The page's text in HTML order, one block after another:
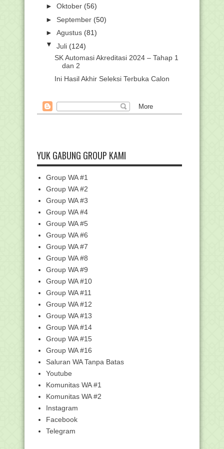
► Oktober (56)
► September (50)
► Agustus (81)
▼ Juli (124)
SK Automasi Akreditasi 2024 – Tahap 1
dan 2
Ini Hasil Akhir Seleksi Terbuka Calon
PPPK Bisa Ikut Seleksi CPNS: Jika
Gagal, Kembali J...
Kumpulan Kunci Pelatihan Di Pintar
Kemenag Periode...
Kepmenpan RB No. 320 Tahun 2024:
Panduan Terbaru S...
Unduh Logo dan Tema HUT RI ke-79
Tahun 2024
Keunikan Logo HUT Ke-79 RI: Organis
dan Fleksibel
Unduh Aplikasi CBT KSM Tingkat
Provinsi 2024: Pand...
8.000 Pelajar Daftar Program Beasiswa
Santri Berpr...
461 Jemaah Haji Wafat Hingga Akhir
Operasional Haj...
Kumpulan Kunci Jawaban - Pelatihan
Deteksi Dini : ...
KSKK Madrasah Gandeng KPK Perkuat
Pencegahan Korup...
Delapan Pelatihan Di Pintar Kemenag
Periode Daftar...
Khutbah Jumat: Ghibah, Penyakit
Masyarakat yang Wa...
Kelas 7, 8, 9 M...
Capaian Pembelajaran Akidah Akhlak
Kelas 1, 2, 3, ...
Capaian Pembelajaran Bahasa Arab
YUK GABUNG GROUP KAMI
Group WA #1
Group WA #2
Group WA #3
Group WA #4
Group WA #5
Group WA #6
Group WA #7
Group WA #8
Group WA #9
Group WA #10
Group WA #11
Group WA #12
Group WA #13
Group WA #14
Group WA #15
Group WA #16
Saluran WA Tanpa Batas
Youtube
Komunitas WA #1
Komunitas WA #2
Instagram
Facebook
Telegram